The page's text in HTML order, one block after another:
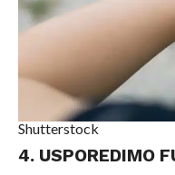
Shutterstock
4. USPOREDIMO